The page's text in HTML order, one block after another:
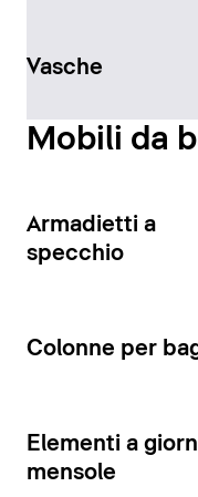
Vasche
Mobili da
Armadietti a
specchio
Colonne per
Elementi a
mensole